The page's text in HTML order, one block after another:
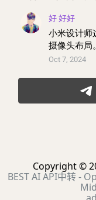
Copyright ©
BEST AI API中转 -